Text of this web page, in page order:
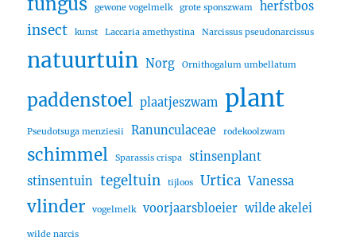
gewone vogelmelk grote sponszwam herfstbos
insect kunst Laccaria amethystina Narcissus pseudonarcissus
natuurtuin Norg Ornithogalum umbellatum
paddenstoel plaatjeszwam plant
Pseudotsuga menziesii Ranunculaceae rodekoolzwam
schimmel Sparassis crispa
stinsenplant
stinsentuin tegeltuin tijloos Urtica Vanessa
vlinder vogelmelk voorjaarsbloeier wilde akelei
wilde narcis